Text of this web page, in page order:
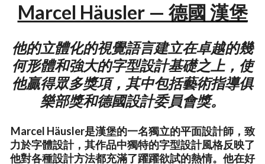
Marcel Häusler — 德國 漢堡
他的立體化的視覺語言建立在卓越的幾
何形體和強大的字型設計基礎之上，使
他贏得眾多獎項，其中包括藝術指導俱
樂部獎和德國設計委員會獎。
Marcel Häusler是漢堡的一名獨立的平面設計師，致
力於字體設計，其作品中獨特的字型設計風格反映了
他對各種設計方法都充滿了躍躍欲試的熱情。他在好